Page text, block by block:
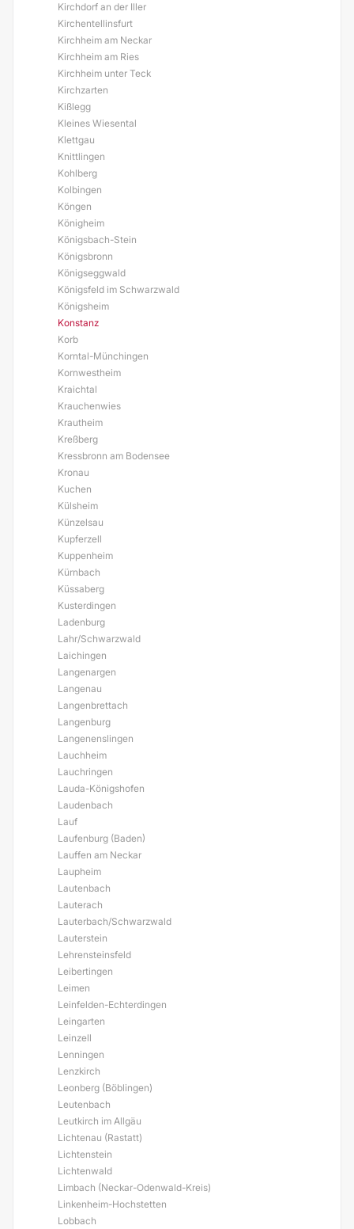
Kirchdorf an der Iller
Kirchentellinsfurt
Kirchheim am Neckar
Kirchheim am Ries
Kirchheim unter Teck
Kirchzarten
Kißlegg
Kleines Wiesental
Klettgau
Knittlingen
Kohlberg
Kolbingen
Köngen
Königheim
Königsbach-Stein
Königsbronn
Königseggwald
Königsfeld im Schwarzwald
Königsheim
Konstanz
Korb
Korntal-Münchingen
Kornwestheim
Kraichtal
Krauchenwies
Krautheim
Kreßberg
Kressbronn am Bodensee
Kronau
Kuchen
Külsheim
Künzelsau
Kupferzell
Kuppenheim
Kürnbach
Küssaberg
Kusterdingen
Ladenburg
Lahr/Schwarzwald
Laichingen
Langenargen
Langenau
Langenbrettach
Langenburg
Langenenslingen
Lauchheim
Lauchringen
Lauda-Königshofen
Laudenbach
Lauf
Laufenburg (Baden)
Lauffen am Neckar
Laupheim
Lautenbach
Lauterach
Lauterbach/Schwarzwald
Lauterstein
Lehrensteinsfeld
Leibertingen
Leimen
Leinfelden-Echterdingen
Leingarten
Leinzell
Lenningen
Lenzkirch
Leonberg (Böblingen)
Leutenbach
Leutkirch im Allgäu
Lichtenau (Rastatt)
Lichtenstein
Lichtenwald
Limbach (Neckar-Odenwald-Kreis)
Linkenheim-Hochstetten
Lobbach